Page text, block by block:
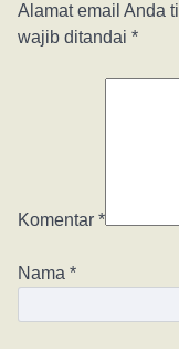
Alamat email Anda
wajib ditandai *
Komentar *
Nama *